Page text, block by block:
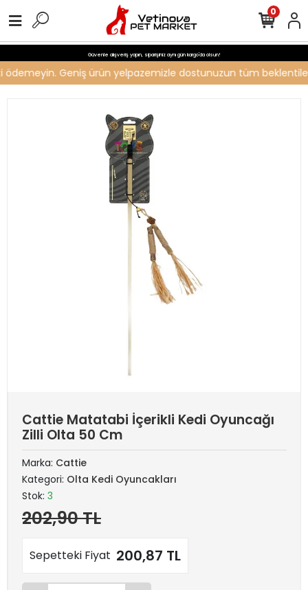
Güvenle alışveriş yapın, siparişiniz aynı gün kargo'da olsun!
Geniş ürün yelpazemizle dostunuzun tüm
0
Cattie Matatabi İçerikli Kedi Oyuncağı
Zilli Olta 50 Cm
Marka: Cattie
Kategori: Olta Kedi Oyuncakları
Stok: 3
202,90 TL
Sepetteki Fiyat 200,87 TL